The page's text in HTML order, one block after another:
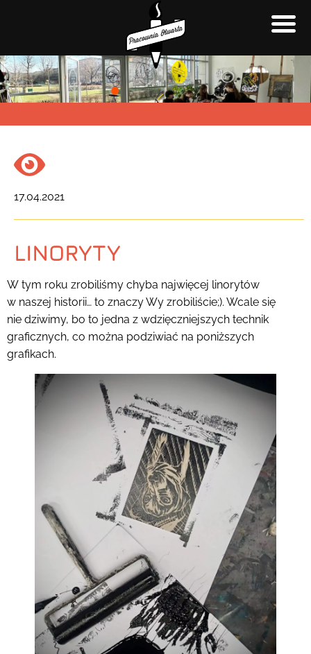
17.04.2021
LINORYTY
W tym roku zrobiliśmy chyba najwięcej linorytów
w naszej historii… to znaczy Wy zrobiliście;). Wcale się
nie dziwimy, bo to jedna z wdzięczniejszych technik
graficznych, co można podziwiać na poniższych
grafikach.